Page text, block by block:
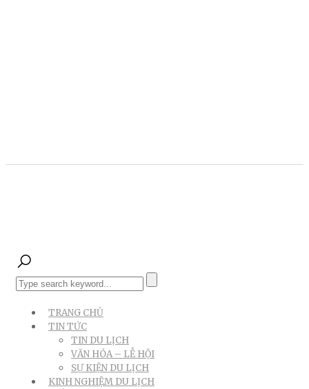
TRANG CHỦ
TIN TỨC
TIN DU LỊCH
VĂN HÓA – LỄ HỘI
SỰ KIỆN DU LỊCH
KINH NGHIỆM DU LỊCH